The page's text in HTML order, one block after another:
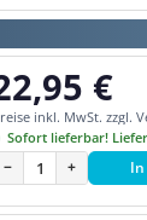
Preis:
€
inkl. MwSt. zzgl.
Sofort lieferbar!
− +